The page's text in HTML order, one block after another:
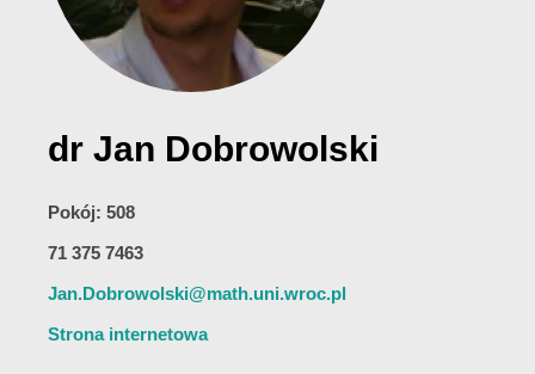
dr Jan Dobrowolski
Pokój: 508
71 375 7463
Jan.Dobrowolski@math.uni.wroc.pl
Strona internetowa